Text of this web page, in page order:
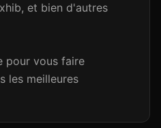
et bien d'autres
pour vous faire
les meilleures